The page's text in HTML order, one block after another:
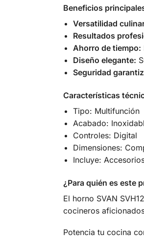
Beneficios
Versatilidad
Resultados
Ahorro de tiempo:
Diseño elegante:
Seguridad
Características
Tipo: Multifunción
Acabado:
Controles: Digital
Dimensiones:
Incluye:
¿Para quién es este
El horno SVAN
cocineros
Potencia tu cocina